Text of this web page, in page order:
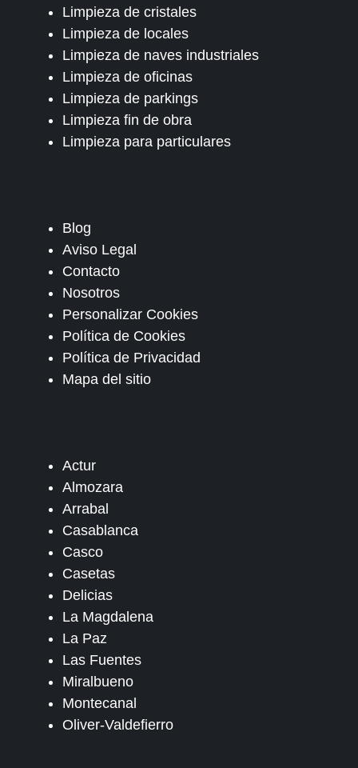
Limpieza de cristales
Limpieza de locales
Limpieza de naves industriales
Limpieza de oficinas
Limpieza de parkings
Limpieza fin de obra
Limpieza para particulares
Blog
Aviso Legal
Contacto
Nosotros
Personalizar Cookies
Política de Cookies
Política de Privacidad
Mapa del sitio
Actur
Almozara
Arrabal
Casablanca
Casco
Casetas
Delicias
La Magdalena
La Paz
Las Fuentes
Miralbueno
Montecanal
Oliver-Valdefierro